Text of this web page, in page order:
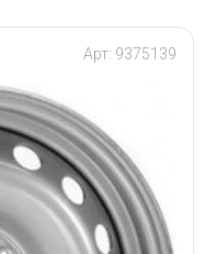
Арт: 9375139